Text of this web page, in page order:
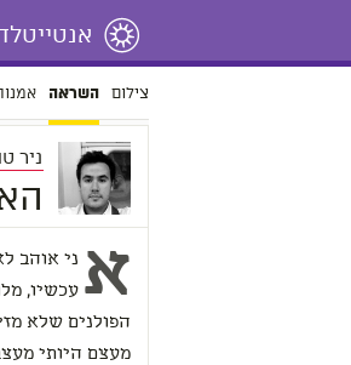
צילום השראה
ניר
א ני אוהב
עכשיו,
הפולנים שלא
מעצם היותי